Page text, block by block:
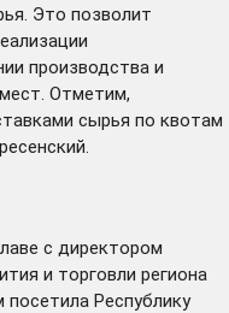
Это позволит
производства и
Отметим,
сырья по квотам
с директором
и торговли региона
посетила Республику